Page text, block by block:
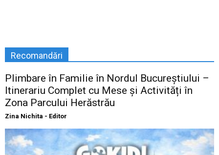
Recomandări
Plimbare în Familie în Nordul Bucureștiului –
Itinerariu Complet cu Mese și Activități în
Zona Parcului Herăstrău
Zina Nichita - Editor